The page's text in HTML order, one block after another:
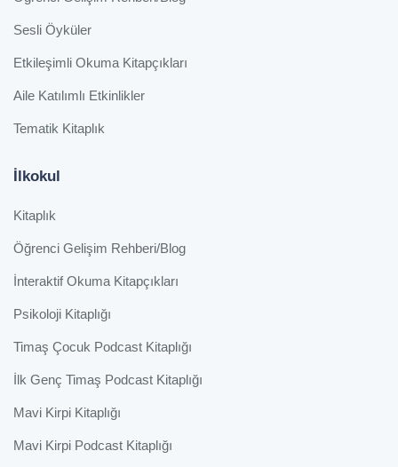
Sesli Öyküler
Etkileşimli Okuma Kitapçıkları
Aile Katılımlı Etkinlikler
Tematik Kitaplık
İlkokul
Kitaplık
Öğrenci Gelişim Rehberi/Blog
İnteraktif Okuma Kitapçıkları
Psikoloji Kitaplığı
Timaş Çocuk Podcast Kitaplığı
İlk Genç Timaş Podcast Kitaplığı
Mavi Kirpi Kitaplığı
Mavi Kirpi Podcast Kitaplığı